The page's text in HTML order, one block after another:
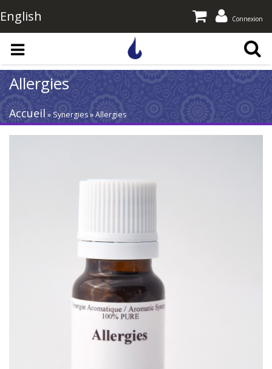
Aller au contenu principal
English Connexion
Allergies
Accueil » Synergies » Allergies